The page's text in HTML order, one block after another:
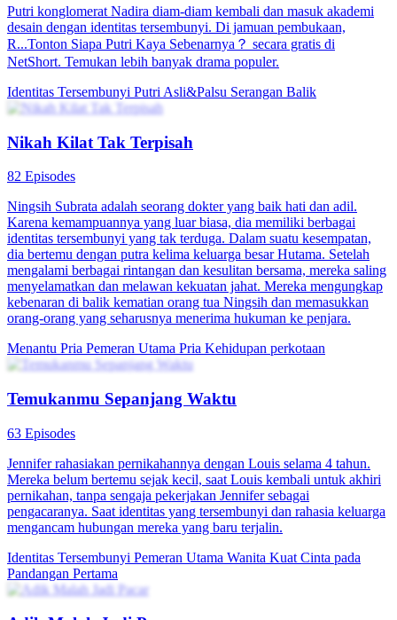
80 Episodes
Lima tahun yang lalu, Li Qian, tuan muda dari keluarga Li, dijebak
buangan keluarga. Saudaranya, Li Huang, bahkan mengambil
dan mati, Li Qian diselamatkan oleh Hua Ya, tetapi dia selalu
percaya bahwa orang yang menolongnya adalah Hua Yun. Li Qian
kemudian bergabung dengan Aula Naga Tersembunyi, di mana dia
belajar seni bela diri dewa dari tiga tetua dan mengalahkan koalisi
tiga negara yang datang untuk mengklaim Cincin Dewa Naga.
Sebagai hasilnya, Li Qian dinobatkan sebagai Hall Master yang
baru, memerintah dunia. Sekembalinya ke Kota Jiang, Li Qian
bertemu dengan Li Ruo Shuang, yang memintanya untuk kembali
dia hanya akan kembali jika ayahnya mengakui kesalahannya.
Untuk mendapatkan pengampunan, Li Ruo Shuang menawarkan
pergi ke Keluarga Hua untuk melamar Hua Yun, tetapi
Yushu. Setelah diejek oleh keluarga Hua, Li Qian dengan marah
orang yang menyelamatkannya bertahun-tahun yang lalu
sebenarnya adalah Hua Ya, putri adopsi keluarga Hua! Dengan
gembira, Li Qian melamar Hua Ya. Selama kompetisi hadiah
pertunangan, karena kesalahpahaman, mas kawin Hua Ya secara
keliru dihitung sebagai mas kawin Hua Yun. Dengan penuh
mereka bertiga merencanakan untuk membunuh Li Qian. Li Qian
menghadiri Pesta Naga Sejati sendirian, di mana keluarga Hua
mengejeknya dan menggunakan mas kawin tersebut untuk